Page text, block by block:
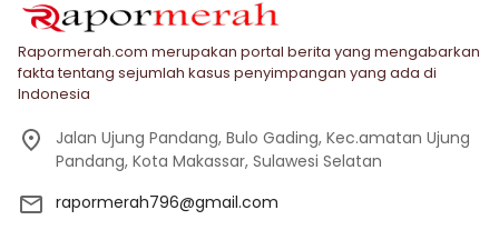
Rapormerah.com merupakan portal berita yang mengabarkan
fakta tentang sejumlah kasus penyimpangan yang ada di
Indonesia
Jalan Ujung Pandang, Bulo Gading, Kec.amatan Ujung
Pandang, Kota Makassar, Sulawesi Selatan
rapormerah796@gmail.com